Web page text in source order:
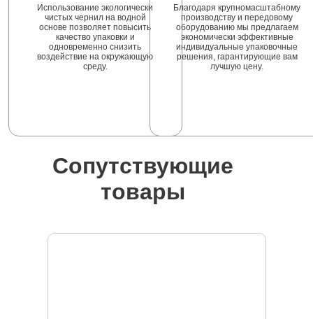
Использование экологически
чистых чернил на водной
основе позволяет повысить
качество упаковки и
одновременно снизить
воздействие на окружающую
среду.
Благодаря крупномасштабному
производству и передовому
оборудованию мы предлагаем
экономически эффективные
индивидуальные упаковочные
решения, гарантирующие вам
лучшую цену.
Сопутствующие
товары